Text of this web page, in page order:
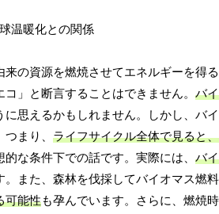
の資源を燃焼させてエネルギーを得
」と断言することはできません。 バ
思えるかもしれません。しかし、バ
まり、 ライフサイクル全体で見ると
な条件下での話です。実際には、 バ
。また、森林を伐採してバイオマス燃
可能性も孕んでいます。さらに、燃焼